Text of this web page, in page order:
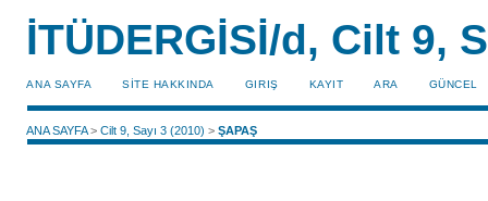
İTÜDERGİSİ/d, Cilt 9,
ANA SAYFA SİTE HAKKINDA GIRIŞ KAYIT ARA GÜNCEL
ANA SAYFA>Cilt 9, Sayı 3 (2010) >ŞAPAŞ